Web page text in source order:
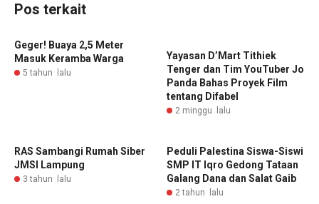
Pos terkait
Geger! Buaya 2,5 Meter
Masuk Keramba Warga
5 tahun lalu
Yayasan D’Mart Tithiek
Tenger dan Tim YouTuber Jo
Panda Bahas Proyek Film
tentang Difabel
2 minggu lalu
RAS Sambangi Rumah Siber
JMSI Lampung
3 tahun lalu
Peduli Palestina Siswa-Siswi
SMP IT Iqro Gedong Tataan
Galang Dana dan Salat Gaib
2 tahun lalu